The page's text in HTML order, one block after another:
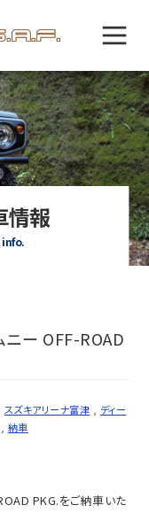
情報
ー OFF-ROAD
スズキアリーナ富津
ディー
納車
PKG.をご納車いた